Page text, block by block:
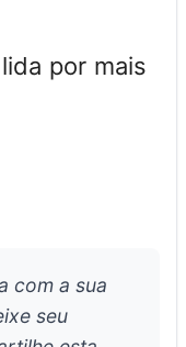
por mais
com a sua
seu